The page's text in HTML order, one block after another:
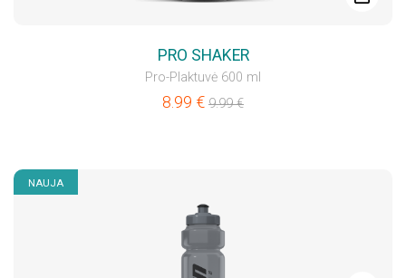
PRO SHAKER
Pro-Plaktuvė 600 ml
8.99 € 9.99€
NAUJA